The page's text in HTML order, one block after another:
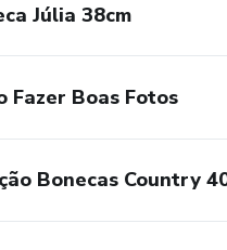
Júlia 38cm
Fazer Boas Fotos
Bonecas Country